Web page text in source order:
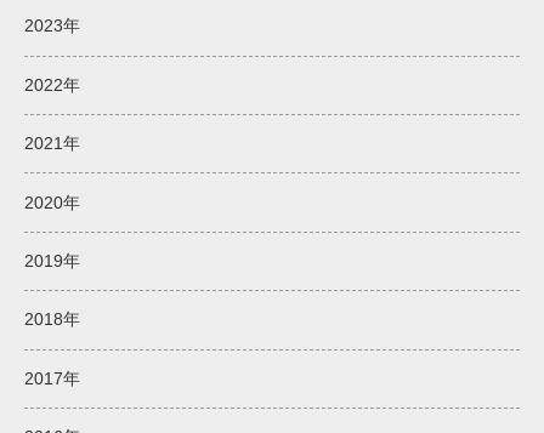
2023年
2022年
2021年
2020年
2019年
2018年
2017年